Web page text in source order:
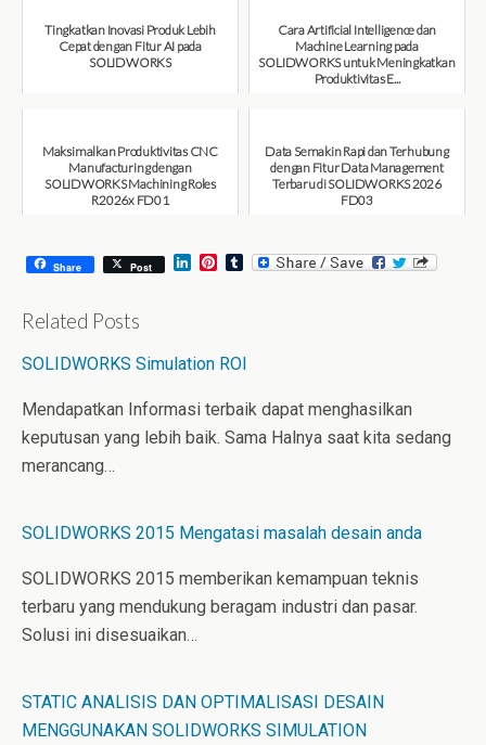
Tingkatkan Inovasi Produk Lebih
Cepat dengan Fitur AI pada
SOLIDWORKS
Cara Artificial Intelligence dan
Machine Learning pada
SOLIDWORKS untuk Meningkatkan
Produktivitas E...
Maksimalkan Produktivitas CNC
Manufacturing dengan
SOLIDWORKS Machining Roles
R2026x FD01
Data Semakin Rapi dan Terhubung
dengan Fitur Data Management
Terbaru di SOLIDWORKS 2026
FD03
Share Post
L
I
P
e
t
T
Related Posts
SOLIDWORKS Simulation ROI
Mendapatkan Informasi terbaik dapat menghasilkan
keputusan yang lebih baik. Sama Halnya saat kita sedang
merancang…
SOLIDWORKS 2015 Mengatasi masalah desain anda
SOLIDWORKS 2015 memberikan kemampuan teknis
terbaru yang mendukung beragam industri dan pasar.
Solusi ini disesuaikan…
STATIC ANALISIS DAN OPTIMALISASI DESAIN
MENGGUNAKAN SOLIDWORKS SIMULATION